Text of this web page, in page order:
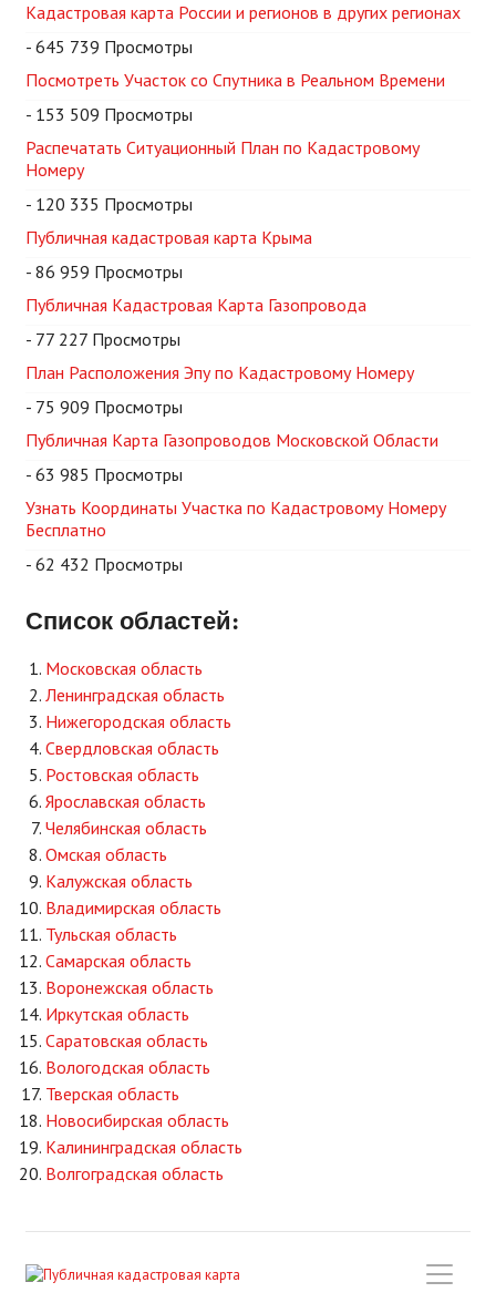
Кадастровая карта России и регионов в других регионах
- 645 739 Просмотры
Посмотреть Участок со Спутника в Реальном Времени
- 153 509 Просмотры
Распечатать Ситуационный План по Кадастровому
Номеру
- 120 335 Просмотры
Публичная кадастровая карта Крыма
- 86 959 Просмотры
Публичная Кадастровая Карта Газопровода
- 77 227 Просмотры
План Расположения Эпу по Кадастровому Номеру
- 75 909 Просмотры
Публичная Карта Газопроводов Московской Области
- 63 985 Просмотры
Узнать Координаты Участка по Кадастровому Номеру
Бесплатно
- 62 432 Просмотры
Список областей:
Московская область
Ленинградская область
Нижегородская область
Свердловская область
Ростовская область
Ярославская область
Челябинская область
Омская область
Калужская область
Владимирская область
Тульская область
Самарская область
Воронежская область
Иркутская область
Саратовская область
Вологодская область
Тверская область
Новосибирская область
Калининградская область
Волгоградская область